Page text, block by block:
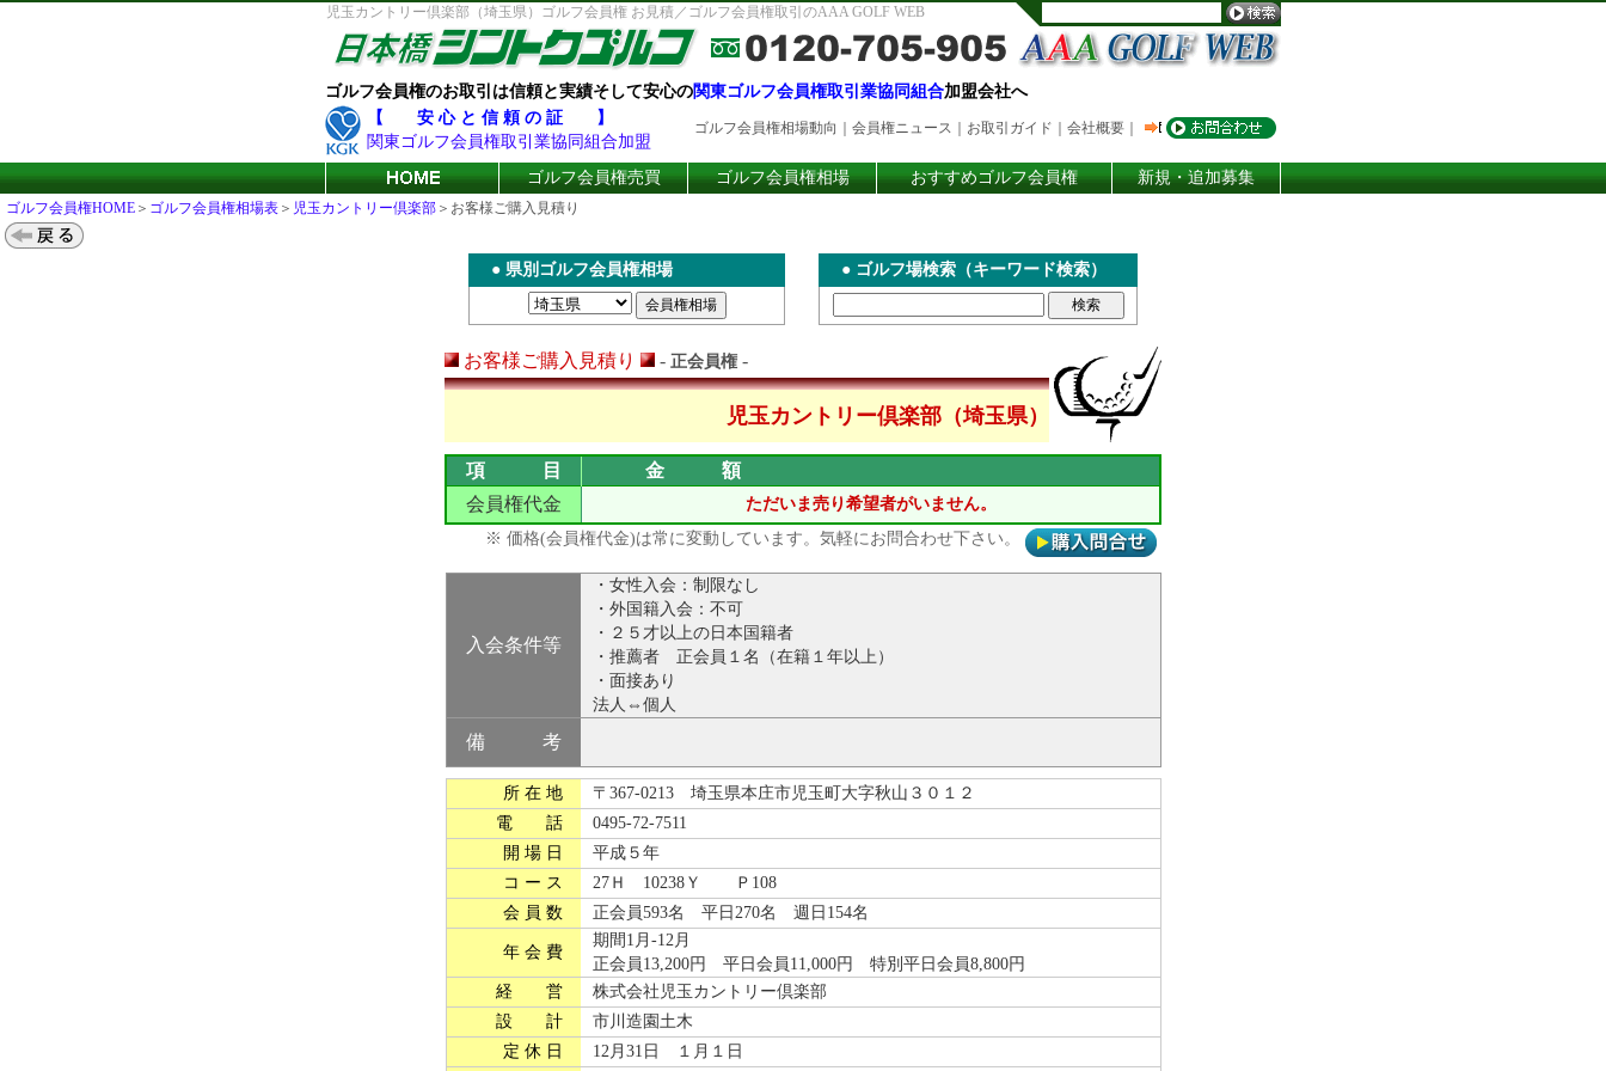
児玉カントリー倶楽部（埼玉県）ゴルフ会員権 お見積／ゴルフ会員権取引のAAA GOLF WEB
ゴルフ会員権のお取引は信頼と実績そして安心の関東ゴルフ会員権取引業協同組合加盟会社へ
【 安 心 と 信 頼 の 証 】
関東ゴルフ会員権取引業協同組合加盟
ゴルフ会員権相場動向 会員権ニュース お取引ガイド 会社概要
ゴルフ会員権売買 ゴルフ会員権相場 おすすめゴルフ会員権 新規・追加募集
ゴルフ会員権HOME ＞ ゴルフ会員権相場表 ＞ 児玉カントリー倶楽部 ＞お客様ご購入見積り
● 県別ゴルフ会員権相場 ● ゴルフ場検索（キーワード検索）
お客様ご購入見積り - 正会員権 -
児玉カントリー倶楽部（埼玉県）
項 目
金 額
会員権代金
ただいま売り希望者がいません。
※ 価格(会員権代金)は常に変動しています。気軽にお問合わせ下さい。
入会条件等
・女性入会：制限なし
・外国籍入会：不可
・２５才以上の日本国籍者
・推薦者 正会員１名（在籍１年以上）
・面接あり
法人⇔個人
備 考
所 在 地
〒367-0213 埼玉県本庄市児玉町大字秋山３０１２
電 話
0495-72-7511
開 場 日
平成５年
コ ー ス
27Ｈ 10238Ｙ Ｐ108
会 員 数
正会員593名 平日270名 週日154名
年 会 費
期間1月-12月
正会員13,200円 平日会員11,000円 特別平日会員8,800円
経 営
株式会社児玉カントリー倶楽部
設 計
市川造園土木
定 休 日
12月31日 １月１日